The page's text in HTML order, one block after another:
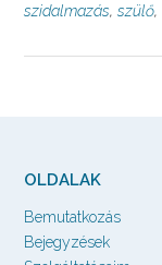
szidalmazás, szülő,
OLDALAK
Bemutatkozás
Bejegyzések